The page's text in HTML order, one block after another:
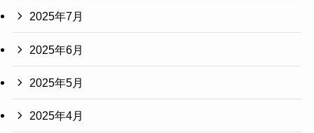
2025年7月
2025年6月
2025年5月
2025年4月